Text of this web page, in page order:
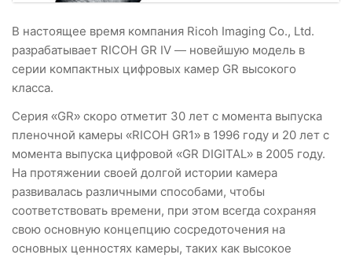
В настоящее время компания Ricoh Imaging Co., Ltd.
разрабатывает RICOH GR IV — новейшую модель в
серии компактных цифровых камер GR высокого
класса.
Серия «GR» скоро отметит 30 лет с момента выпуска
пленочной камеры «RICOH GR1» в 1996 году и 20 лет с
момента выпуска цифровой «GR DIGITAL» в 2005 году.
На протяжении своей долгой истории камера
развивалась различными способами, чтобы
соответствовать времени, при этом всегда сохраняя
свою основную концепцию сосредоточения на
основных ценностях камеры, таких как высокое